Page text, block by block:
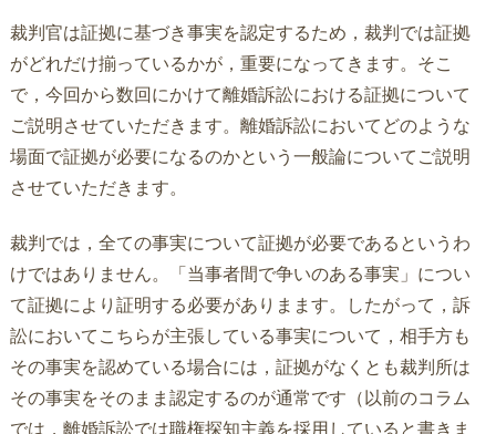
裁判官は証拠に基づき事実を認定するため，裁判では証拠
がどれだけ揃っているかが，重要になってきます。そこ
で，今回から数回にかけて離婚訴訟における証拠について
ご説明させていただきます。離婚訴訟においてどのような
場面で証拠が必要になるのかという一般論についてご説明
させていただきます。
裁判では，全ての事実について証拠が必要であるというわ
けではありません。「当事者間で争いのある事実」につい
て証拠により証明する必要がありまます。したがって，訴
訟においてこちらが主張している事実について，相手方も
その事実を認めている場合には，証拠がなくとも裁判所は
その事実をそのまま認定するのが通常です（以前のコラム
では，離婚訴訟では職権探知主義を採用していると書きま